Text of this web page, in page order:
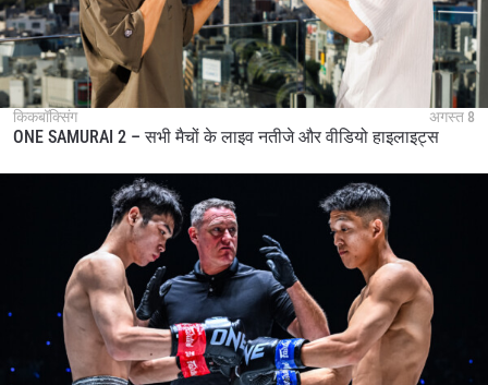
किकबॉक्सिंग अगस्त 8
ONE SAMURAI 2 – सभी मैचों के लाइव नतीजे और वीडियो हाइलाइट्स
प्रतिद्वंद्वी
इवेंट
हाइलाइट्स देखें
STAY IN THE KNOW
Take ONE Championship wherever you go! Sign up now
to gain access to latest news, unlock special offers
and get first access to the best seats to our live
events.
ईमेल
सदस्यता लें
By submitting this form, you are agreeing to our
collection, use and disclosure of your information